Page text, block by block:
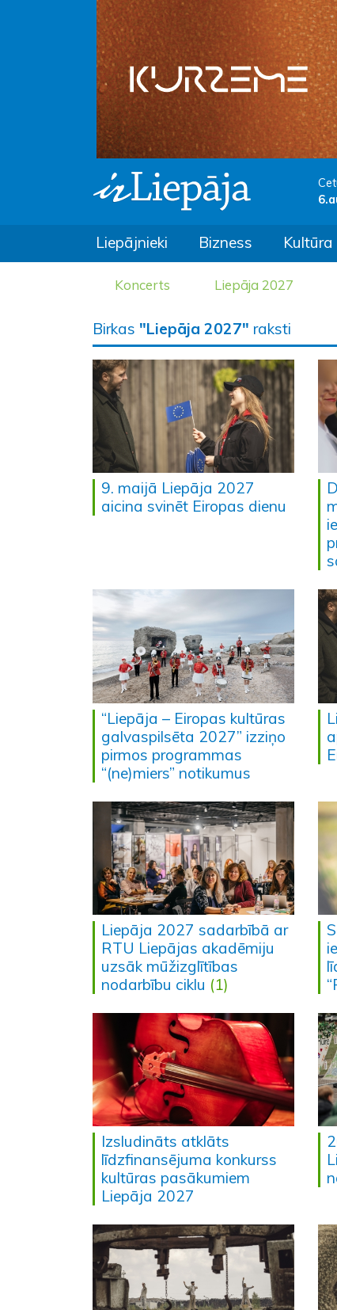
Liepājnieki Bizness Kultūra
Koncerts Liepāja 2027
Birkas "Liepāja 2027" raksti
9. maijā Liepāja 2027
aicina svinēt Eiropas dienu
“Liepāja – Eiropas kultūras
galvaspilsēta 2027” izziņo
pirmos programmas
“(ne)miers” notikumus
Liepāja 2027 sadarbībā ar
RTU Liepājas akadēmiju
uzsāk mūžizglītības
nodarbību ciklu (1)
Izsludināts atklāts
līdzfinansējuma konkurss
kultūras pasākumiem
Liepāja 2027